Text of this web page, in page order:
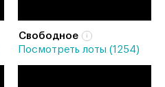
Свободное
Посмотреть лоты (1254)